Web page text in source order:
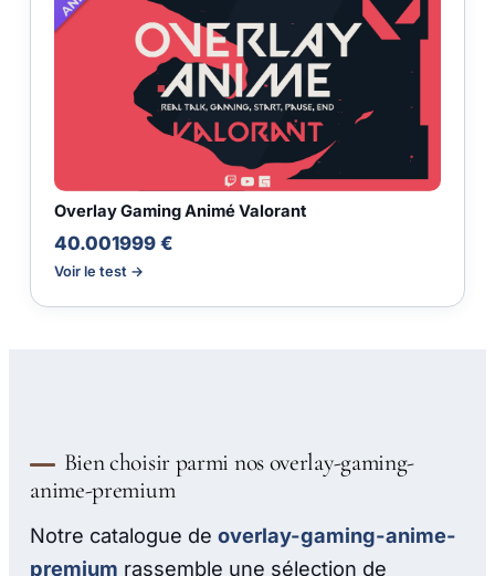
Overlay Gaming Animé Valorant
40.001999 €
Voir le test →
Bien choisir parmi nos overlay-gaming-
anime-premium
Notre catalogue deoverlay-gaming-anime-
premium rassemble une sélection de